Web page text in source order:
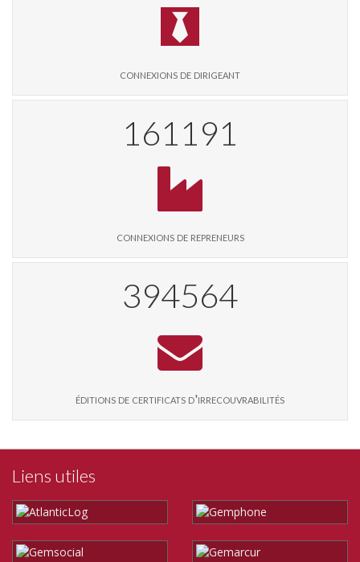
connexions de dirigeant
164679
connexions de repreneurs
403058
éditions de certificats d'irrecouvrabilités
Liens utiles